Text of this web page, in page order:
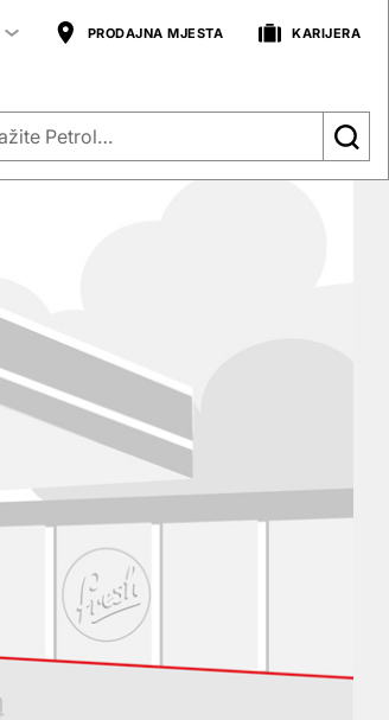
PRODAJNA MJESTA KARIJERA